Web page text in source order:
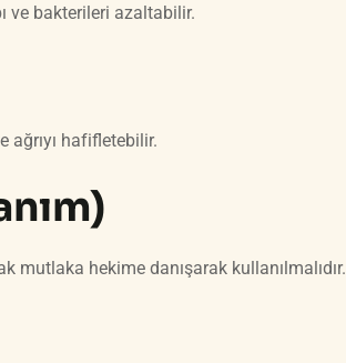
ve bakterileri azaltabilir.
ağrıyı hafifletebilir.
hekime danışarak kullanılmalıdır.